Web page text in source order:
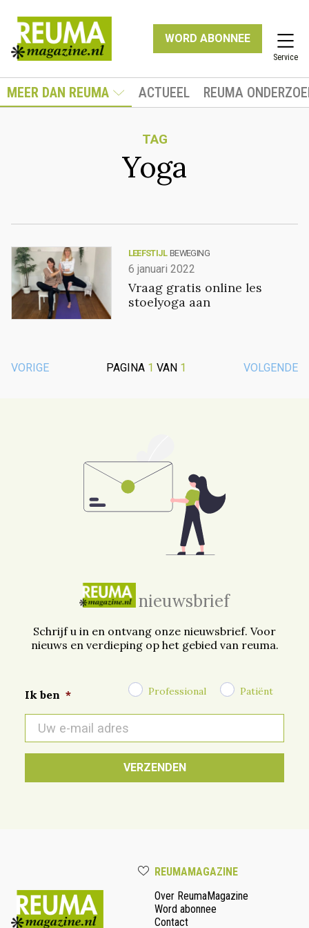
WORD ABONNEE
Service
MEER DAN REUMA ACTUEEL REUMA
TAG
Yoga
LEEFSTIJL BEWEGING
6 januari 2022
Vraag gratis online les
stoelyoga aan
VORIGE PAGINA 1 VAN 1 VOLGENDE
nieuwsbrief
Schrijf u in en ontvang onze nieuwsbrief. Voor
nieuws en verdieping op het gebied van reuma.
Ik ben * Professional Patiënt
mail
*
REUMAMAGAZINE
Over ReumaMagazine
Word abonnee
Contact